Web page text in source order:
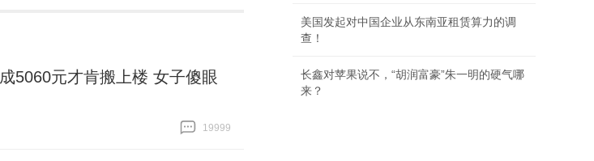
5060元才肯搬上楼 女子傻眼
19999
美国发起对中国企业从东南亚租赁算力的调
查！
长鑫对苹果说不，“胡润富豪”朱一明的硬气哪
来？